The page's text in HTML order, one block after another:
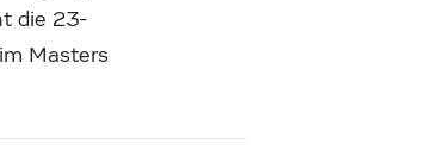
die 23-
Masters